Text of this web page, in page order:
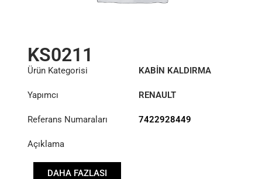
KS0211
Ürün Kategorisi
KABİN KALDIRMA
Yapımcı
RENAULT
Referans Numaraları 7422928449
Açıklama
DAHA FAZLASI